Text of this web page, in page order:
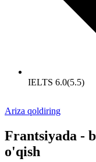
IELTS 6.0(5.5)
Ariza qoldiring
Frantsiyada -
o'qish